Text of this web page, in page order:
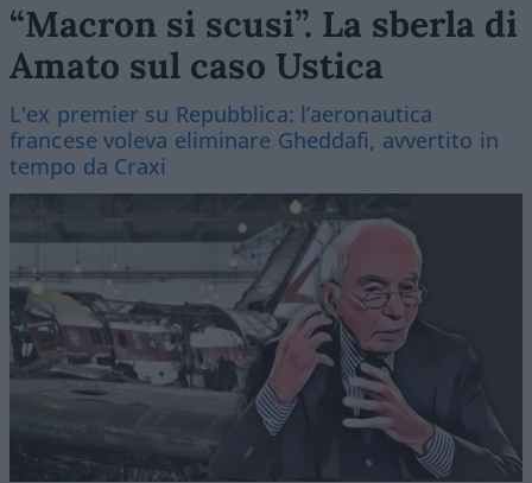
“Macron si scusi”. La sberla di
Amato sul caso Ustica
L'ex premier su Repubblica: l’aeronautica
francese voleva eliminare Gheddafi, avvertito in
tempo da Craxi